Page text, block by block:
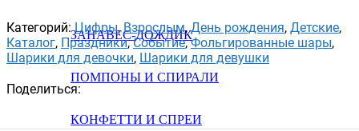
ЗАНАВЕС-ДОЖДИК
ПОМПОНЫ И СПИРАЛИ
КОНФЕТТИ И СПРЕИ
Категорий: Цифры, Взрослым, День рождения, Детские,
Каталог, Праздники, Событие, Фольгированные шары,
Шарики для девочки, Шарики для девушки
Поделиться: